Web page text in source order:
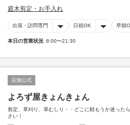
庭木剪定・お手入れ
出張・訪問専門 日祝OK 早朝
本日の営業状況 8:00〜21:30
店舗公式
よろず屋きょんきょん
剪定、草刈り、草むしり・・どこに頼もうか迷った
さい！